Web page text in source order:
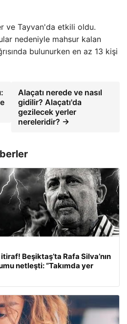
ve Tayvan'da etkili oldu.
nedeniyle mahsur kalan
bulunurken en az 13 kişi
Alaçatı nerede ve nasıl
gidilir? Alaçatı'da
gezilecek yerler
nereleridir? →
Beşiktaş’ta Rafa Silva’nın
netleşti: “Takımda yer